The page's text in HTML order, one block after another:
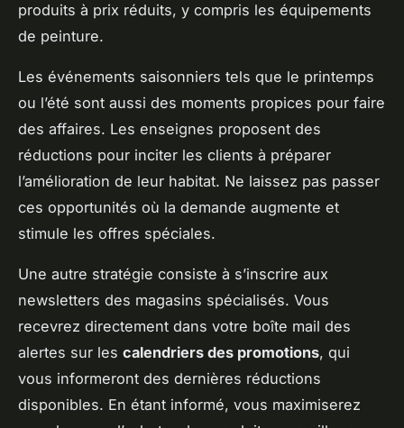
produits à prix réduits, y compris les équipements
de peinture.
Les événements saisonniers tels que le printemps
ou l’été sont aussi des moments propices pour faire
des affaires. Les enseignes proposent des
réductions pour inciter les clients à préparer
l’amélioration de leur habitat. Ne laissez pas passer
ces opportunités où la demande augmente et
stimule les offres spéciales.
Une autre stratégie consiste à s’inscrire aux
newsletters des magasins spécialisés. Vous
recevrez directement dans votre boîte mail des
alertes sur les calendriers des promotions, qui
vous informeront des dernières réductions
disponibles. En étant informé, vous maximiserez